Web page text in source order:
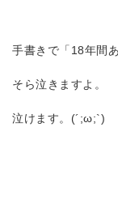
手書きで「18年間
そら泣きますよ。
泣けます。(´;ω;`)